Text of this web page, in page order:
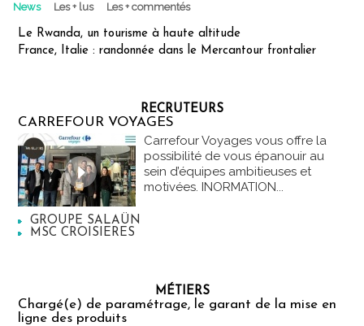
News Les + lus Les + commentés
Le Rwanda, un tourisme à haute altitude
France, Italie : randonnée dans le Mercantour frontalier
RECRUTEURS
CARREFOUR VOYAGES
Carrefour Voyages vous offre la
possibilité de vous épanouir au
sein d’équipes ambitieuses et
motivées. INORMATION...
GROUPE SALAÜN
MSC CROISIERES
MÉTIERS
Chargé(e) de paramétrage, le garant de la mise en
ligne des produits